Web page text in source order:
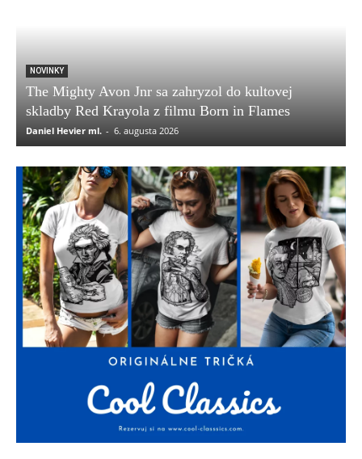
NOVINKY
The Mighty Avon Jnr sa zahryzol do kultovej
skladby Red Krayola z filmu Born in Flames
Daniel Hevier ml. - 6. augusta 2026